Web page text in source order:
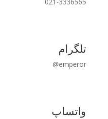
021-3336565
تلگرام
emperor@
واتساپ